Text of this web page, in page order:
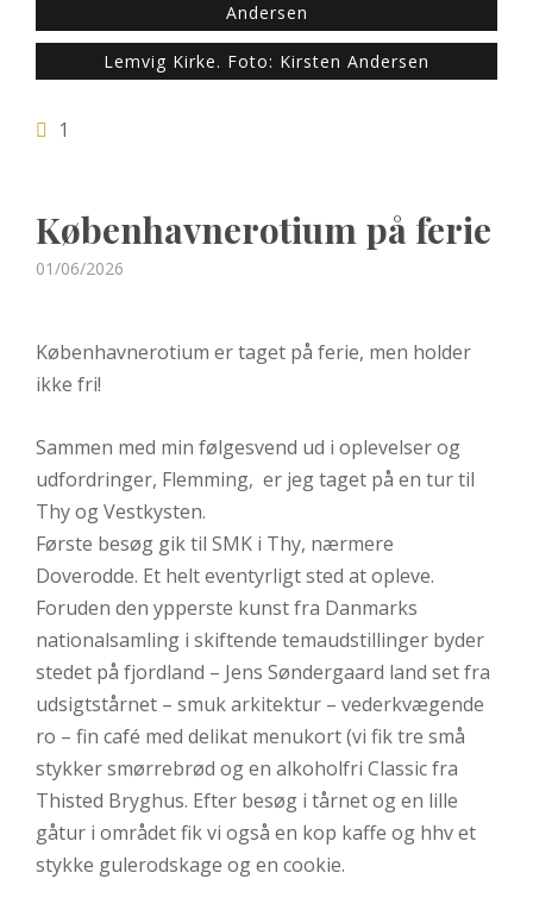
Andersen
Lemvig Kirke. Foto: Kirsten Andersen
1
Københavnerotium på ferie
Posted
01/06/2026
Københavnerotium er taget på ferie, men holder
ikke fri!
Sammen med min følgesvend ud i oplevelser og
udfordringer, Flemming, er jeg taget på en tur til
Thy og Vestkysten.
Første besøg gik til SMK i Thy, nærmere
Doverodde. Et helt eventyrligt sted at opleve.
Foruden den ypperste kunst fra Danmarks
nationalsamling i skiftende temaudstillinger byder
stedet på fjordland – Jens Søndergaard land set fra
udsigtstårnet – smuk arkitektur – vederkvægende
ro – fin café med delikat menukort (vi fik tre små
stykker smørrebrød og en alkoholfri Classic fra
Thisted Bryghus. Efter besøg i tårnet og en lille
gåtur i området fik vi også en kop kaffe og hhv et
stykke gulerodskage og en cookie.